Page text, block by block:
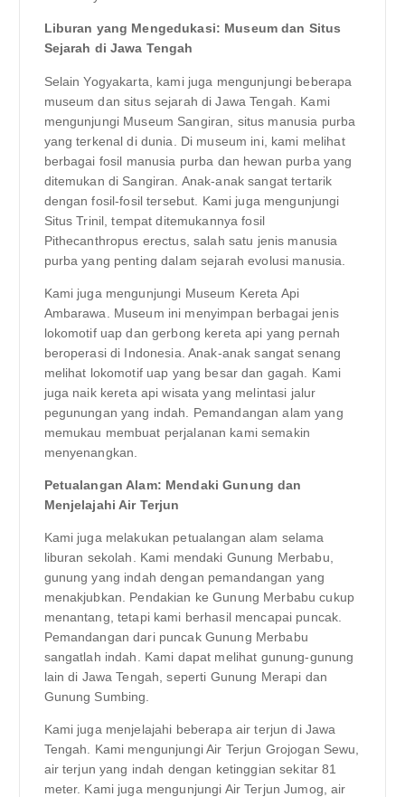
Liburan yang Mengedukasi: Museum dan Situs
Sejarah di Jawa Tengah
Selain Yogyakarta, kami juga mengunjungi beberapa
museum dan situs sejarah di Jawa Tengah. Kami
mengunjungi Museum Sangiran, situs manusia purba
yang terkenal di dunia. Di museum ini, kami melihat
berbagai fosil manusia purba dan hewan purba yang
ditemukan di Sangiran. Anak-anak sangat tertarik
dengan fosil-fosil tersebut. Kami juga mengunjungi
Situs Trinil, tempat ditemukannya fosil
Pithecanthropus erectus, salah satu jenis manusia
purba yang penting dalam sejarah evolusi manusia.
Kami juga mengunjungi Museum Kereta Api
Ambarawa. Museum ini menyimpan berbagai jenis
lokomotif uap dan gerbong kereta api yang pernah
beroperasi di Indonesia. Anak-anak sangat senang
melihat lokomotif uap yang besar dan gagah. Kami
juga naik kereta api wisata yang melintasi jalur
pegunungan yang indah. Pemandangan alam yang
memukau membuat perjalanan kami semakin
menyenangkan.
Petualangan Alam: Mendaki Gunung dan
Menjelajahi Air Terjun
Kami juga melakukan petualangan alam selama
liburan sekolah. Kami mendaki Gunung Merbabu,
gunung yang indah dengan pemandangan yang
menakjubkan. Pendakian ke Gunung Merbabu cukup
menantang, tetapi kami berhasil mencapai puncak.
Pemandangan dari puncak Gunung Merbabu
sangatlah indah. Kami dapat melihat gunung-gunung
lain di Jawa Tengah, seperti Gunung Merapi dan
Gunung Sumbing.
Kami juga menjelajahi beberapa air terjun di Jawa
Tengah. Kami mengunjungi Air Terjun Grojogan Sewu,
air terjun yang indah dengan ketinggian sekitar 81
meter. Kami juga mengunjungi Air Terjun Jumog, air